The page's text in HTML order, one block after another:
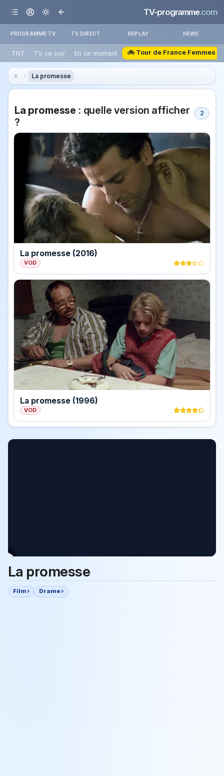
TV-programme.com
PROGRAMME TV TV DIRECT REPLAY NEWS
TNT TV ce soir En ce moment 🚲 Tour de France Femmes
La promesse
La promesse : quelle version afficher
?
2
La promesse (2016)
VOD
La promesse (1996)
VOD
La promesse
Film Drame